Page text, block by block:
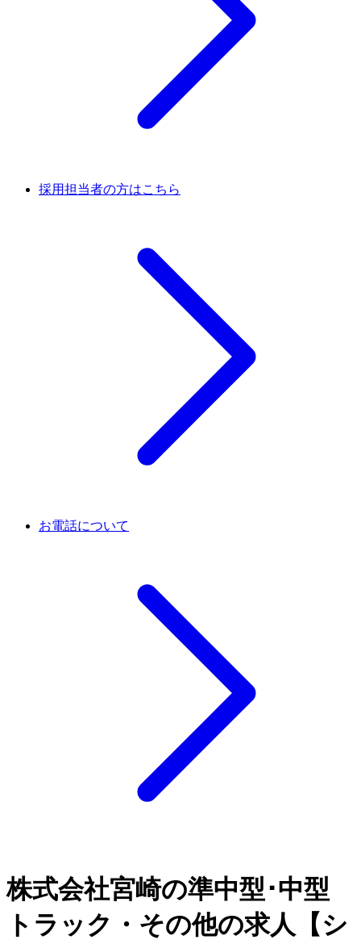
採用担当者の方はこちら
お電話について
株式会社宮崎の準中型･中型
トラック・その他の求人【シ